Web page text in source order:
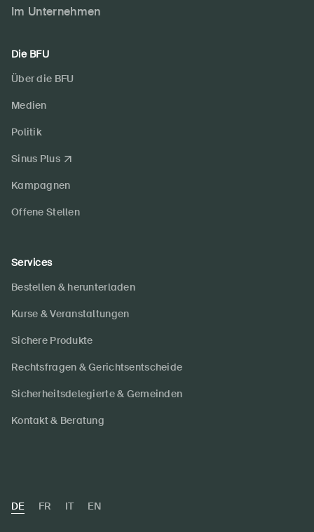
Im Unternehmen
Die BFU
Über die BFU
Medien
Politik
Sinus Plus
Kampagnen
Offene Stellen
Services
Bestellen & herunterladen
Kurse & Veranstaltungen
Sichere Produkte
Rechtsfragen & Gerichtsentscheide
Sicherheitsdelegierte & Gemeinden
Kontakt & Beratung
DE FR IT EN